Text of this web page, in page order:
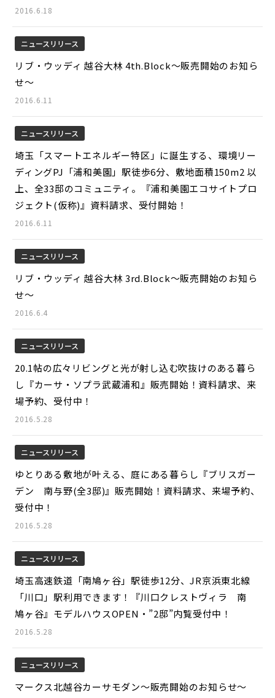
2016.6.18
ニュースリリース
リブ・ウッディ 越谷大林 4th.Block～販売開始のお知ら
せ～
2016.6.11
ニュースリリース
埼玉「スマートエネルギー特区」に誕生する、環境リー
ディングPJ「浦和美園」駅徒歩6分、敷地面積150m2 以
上、全33邸のコミュニティ。『浦和美園エコサイトプロ
ジェクト(仮称)』資料請求、受付開始！
2016.6.11
ニュースリリース
リブ・ウッディ 越谷大林 3rd.Block～販売開始のお知ら
せ～
2016.6.4
ニュースリリース
20.1帖の広々リビングと光が射し込む吹抜けのある暮ら
し『カーサ・ソプラ武蔵浦和』販売開始！資料請求、来
場予約、受付中！
2016.5.28
ニュースリリース
ゆとりある敷地が叶える、庭にある暮らし『ブリスガー
デン 南与野(全3邸)』販売開始！資料請求、来場予約、
受付中！
2016.5.28
ニュースリリース
埼玉高速鉄道「南鳩ヶ谷」駅徒歩12分、JR京浜東北線
「川口」駅利用できます！『川口クレストヴィラ 南
鳩ヶ谷』モデルハウスOPEN・”2邸”内覧受付中！
2016.5.28
ニュースリリース
マークス北越谷カーサモダン～販売開始のお知らせ～